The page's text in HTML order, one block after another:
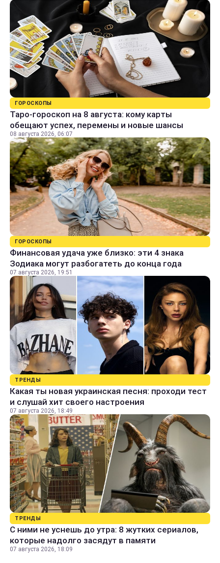
ГОРОСКОПЫ
Таро-гороскоп на 8 августа: кому карты
обещают успех, перемены и новые шансы
08 августа 2026, 06:07
ГОРОСКОПЫ
Финансовая удача уже близко: эти 4 знака
Зодиака могут разбогатеть до конца года
07 августа 2026, 19:51
ТРЕНДЫ
Какая ты новая украинская песня: проходи тест
и слушай хит своего настроения
07 августа 2026, 18:49
ТРЕНДЫ
С ними не уснешь до утра: 8 жутких сериалов,
которые надолго засядут в памяти
07 августа 2026, 18:09